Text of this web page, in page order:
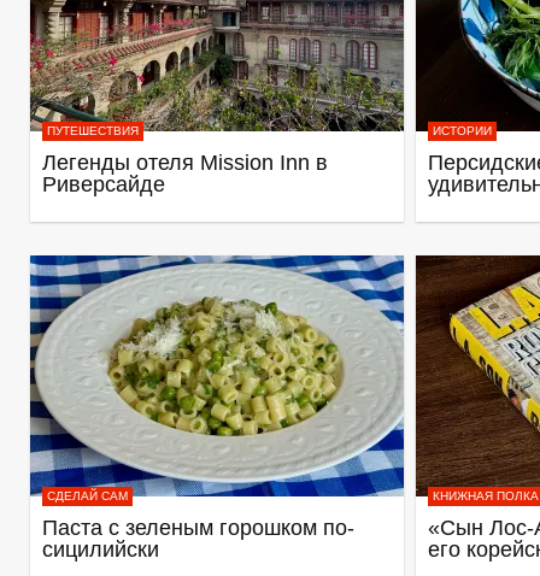
ПУТЕШЕСТВИЯ
Легенды отеля Mission Inn в
Риверсайде
ИСТОРИИ
СДЕЛАЙ САМ
Паста с зеленым горошком по-
сицилийски
КНИЖНАЯ ПОЛКА
«Сын Лос-
его